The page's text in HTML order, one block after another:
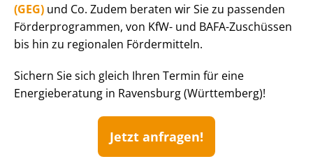
(GEG) und Co. Zudem beraten wir Sie zu passenden
För­der­pro­gram­men, von KfW- und BAFA-Zuschüssen
bis hin zu regionalen Fördermitteln.
Sichern Sie sich gleich Ihren Termin für eine
Energieberatung in Ravensburg (Württemberg)!
Jetzt anfragen!